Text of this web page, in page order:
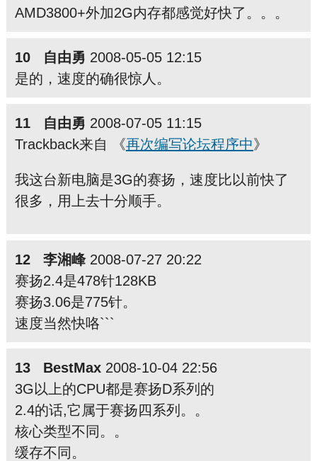
AMD3800+外加2G内存都感觉好快了。。。
10 自由勇 2008-05-05 12:15
是的，速度的确很惊人。
11 自由勇 2008-07-05 11:15
Trackback来自 《再次编写论坛程序中》
我这台新电脑是3G的赛扬，速度比以前快了
很多，用上去十分顺手。
12 李湘峰2008-07-27 20:22
赛扬2.4是478针128KB
赛扬3.06是775针。
速度当然快咯```
13 BestMax2008-10-04 22:56
3G以上的CPU都是赛扬D系列的
2.4的话,它属于赛扬四系列。。
核心类型不同。。
缓存不同。